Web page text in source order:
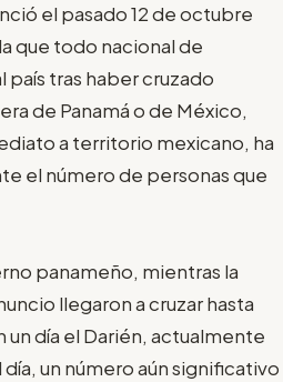
el pasado 12 de octubre
que todo nacional de
país tras haber cruzado
de Panamá o de México,
a territorio mexicano, ha
el número de personas que
panameño, mientras la
llegaron a cruzar hasta
día el Darién, actualmente
un número aún significativo